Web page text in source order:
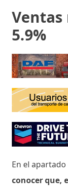
Ventas
5.9%
En el
conocer que,